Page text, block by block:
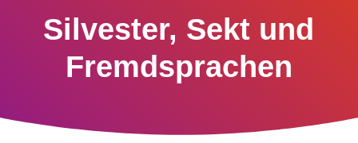
Silvester, Sekt und
Fremdsprachen